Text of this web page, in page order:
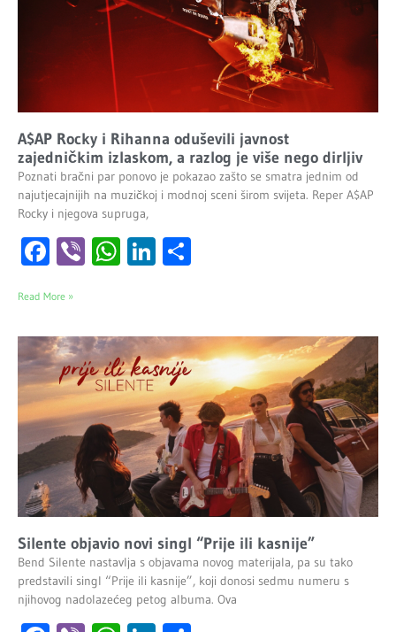
A$AP Rocky i Rihanna oduševili javnost
zajedničkim izlaskom, a razlog je više nego dirljiv
Poznati bračni par ponovo je pokazao zašto se smatra jednim od
najutjecajnijih na muzičkoj i modnoj sceni širom svijeta. Reper A$AP
Rocky i njegova supruga,
Facebook
ViberWhatsApp
LinkedIn
Read More »
Silente objavio novi singl “Prije ili kasnije”
Bend Silente nastavlja s objavama novog materijala, pa su tako
predstavili singl “Prije ili kasnije”, koji donosi sedmu numeru s
njihovog nadolazećeg petog albuma. Ova